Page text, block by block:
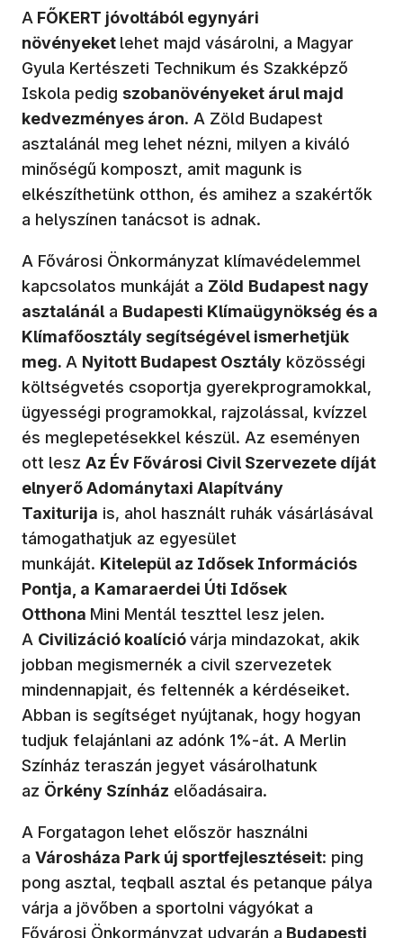
A FŐKERT jóvoltából egynyári
növényeket lehet majd vásárolni, a Magyar
Gyula Kertészeti Technikum és Szakképző
Iskola pedig szobanövényeket árul majd
kedvezményes áron. A Zöld Budapest
asztalánál meg lehet nézni, milyen a kiváló
minőségű komposzt, amit magunk is
elkészíthetünk otthon, és amihez a szakértők
a helyszínen tanácsot is adnak.
A Fővárosi Önkormányzat klímavédelemmel
kapcsolatos munkáját a Zöld Budapest nagy
asztalánál a Budapesti Klímaügynökség és a
Klímafőosztály segítségével ismerhetjük
meg. A Nyitott Budapest Osztály közösségi
költségvetés csoportja gyerekprogramokkal,
ügyességi programokkal, rajzolással, kvízzel
és meglepetésekkel készül. Az eseményen
ott lesz Az Év Fővárosi Civil Szervezete díját
elnyerő Adománytaxi Alapítvány
Taxiturija is, ahol használt ruhák vásárlásával
támogathatjuk az egyesület
munkáját. Kitelepül az Idősek Információs
Pontja, a Kamaraerdei Úti Idősek
Otthona Mini Mentál teszttel lesz jelen.
A Civilizáció koalícióvárja mindazokat, akik
jobban megismernék a civil szervezetek
mindennapjait, és feltennék a kérdéseiket.
Abban is segítséget nyújtanak, hogy hogyan
tudjuk felajánlani az adónk 1%-át. A Merlin
Színház teraszán jegyet vásárolhatunk
az Örkény Színház előadásaira.
A Forgatagon lehet először használni
a Városháza Park új sportfejlesztéseit: ping
pong asztal, teqball asztal és petanque pálya
várja a jövőben a sportolni vágyókat a
Fővárosi Önkormányzat udvarán a Budapesti